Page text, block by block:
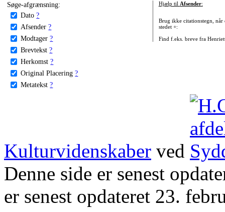
Søge-afgrænsning:
Dato ?
Afsender ?
Modtager ?
Brevtekst ?
Herkomst ?
Original Placering ?
Metatekst ?
Hjælp til Afsender:
Brug ikke citationstegn, når
stedet +:
Find f.eks. breve fra
Kulturvidenskaber ved
Denne side er senest
er senest opdateret 23.